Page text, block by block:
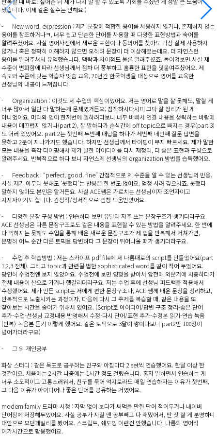
됐습니다. 이제 같은 실수는 안해요:)
- New word, expression : 제가 문장에 적합한 용어를 사용하지 않거나, 존재하지 않는
용어를 창조하거나ㅋ, 너무 쉽고 단순한 단어를 사용할 때 다양한 표현방법과 숙어를
알려주셨어요. 사실 영어사전에서 새로운 표현이나 동의어를 찾아도 막상 실제 사용하지
않거나 혹은 정확히 이해하지 않으면 오히려 문장이 더 이상해졌는데요. 더 자연스런
용어를 알려주셔서 유익했습니다. 맥락과 차이점도 물론 알려주셨죠. 돌이켜보면 사실 제
수준이 변화함에 따라 선생님께서 점차 더 풍부하고 훌륭한 표현을 덧붙여주셨어요. 제
속도와 수준에 맞는 학습자 맞춤 교육, 20년간 한국학생을 대상으로 영어를 교육한
선생님의 내공이 느껴집니다.
- Organization : 이것도 제 수업의 핵심이었어요. 저는 영어로 말을 잘 못해도, 말할 게
너무 많아서 일단 다 말하는게 문제였거든요; 짐작하시다시피 그닥 잘 정리가 된 게
아니었어요. 머리와 입이 한꺼번에 일하려다보니 너무 바빠서 연결 내용을 생략하는 바람에
내용이 매끄럽지 않거나(part 2), 잘 말하다가 순식간에 off topic으로 빠지는 경우(part 3)
도 더러 있었어요. part 2는 첫번째 두번째 대답을 하다가 세번째 네번째 질문 답변을
못하고 2분이 지나가기도 했습니다. 하지만 선생님께서 타이핑이 무지 빠르세요. 제가 말한
모든 내용을 즉각 타이핑해서 제가 말한 아이디어를 다시 재정리, 더 좋은 표현과 구성으로
알려주세요. 반복적으로 하다 보니 자연스레 선생님의 organization 방법을 습득했어요.
- Feedback : “perfect, good, fine” 간접적으로 제 수준을 알 수 있는 선생님의 반응.
사실 제가 아무리 못해도 ‘못했다’는 반응은 한 번도 없어요. 엄청 사려 깊으시죠. 못했다
말하지 않아도 본인은 알거든요. 사실 ACE쌤은 가르치는 선생님이자 조언자이고
지지자이기도 합니다. 감정적/정서적으로 엄청 도움받았어요.
- 다양한 문장 구성 방법 : 연습하다 보면 유달리 자주 쓰는 문장구조가 생기더라구요.
ACE 선생님은 다른 문장구조로도 같은 내용을 표현할 수 있는 방법을 알려주세요. 한 번에
다 익히지는 못해도 수업을 통해 배운 새로운 문장구조가 제 입을 반복해서 거쳐가면,
분명히 어느 순간 다른 토픽을 답변하다 그 문장이 튀어나올 때가 생기더라구요.
- 수업 후 학습방법 : 저는 스카이프 pdf file에 제 나름대로의 script를 만들었어요(part
1,2,3 전체). 그리고 topic과 관련될 법한 sophisticated word를 같이 적어 두었어요.
당연히 수업전엔 보지 않았어요. 수업전에 보면 영향을 받아서 앞전에 외운거에 치중하다가
전체 내용이 산으로 가거나 헷갈리더라구요. 저는 수업 후에 선생님 피드백을 적용해서
수정했어요. 제가 만든 script는 저에게 편한 문장구조나, ACE 쌤께 배운 문장을 정리하고,
반복적으로 노출시키는 과정이자, 다음에 다시 그 주제를 복습할 때, 같은 내용을 또
찾아보는 시간을 줄이기 위해서 였어요. (Script로 아이디어/답변 구조 정리-좋은 단어
추가-수업-선생님 교정내용 반영해서 수정-다시 단어/표현 추가-수정본 읽기-연습 녹음
(반복)-녹음본 듣기 이렇게 했어요. 같은 토픽으로 3달이 쌓이다보니 part2만 100장이
넘어가더라구요)
- 그 외 개인공부
화상 스터디 : 같은 목표로 공부하는 친구와 아침마다 2 set씩 연습했어요. 한달 이상 한
것같아요. 처음에는 2시간 나중에는 1시간 정도 걸렸습니다. 혼자 말하면서 연습하는 게
너무 소모적이고 고통스러워서, 친구를 묶어 억지로라도 매일 연습하자는 이유가 첫번째,
그 다음 이유가 아이디어나 좋은 단어를 공유하는 거였어요.
modern family 드라마 시청 : 자막 없이 보다가 써먹을 만한 단어 적어두거나 네이버
단어장에 저장해두었어요. 사실 공부가 지칠 땐 공부빼고 다 재밌어서, 딴 짓 할 게 분명하니
대안으로 모던페밀리를 봤어요. 스크립트, 쉐도잉 이런건 안했습니다. 나름의 영어식
여가시간으로 활용했어요.